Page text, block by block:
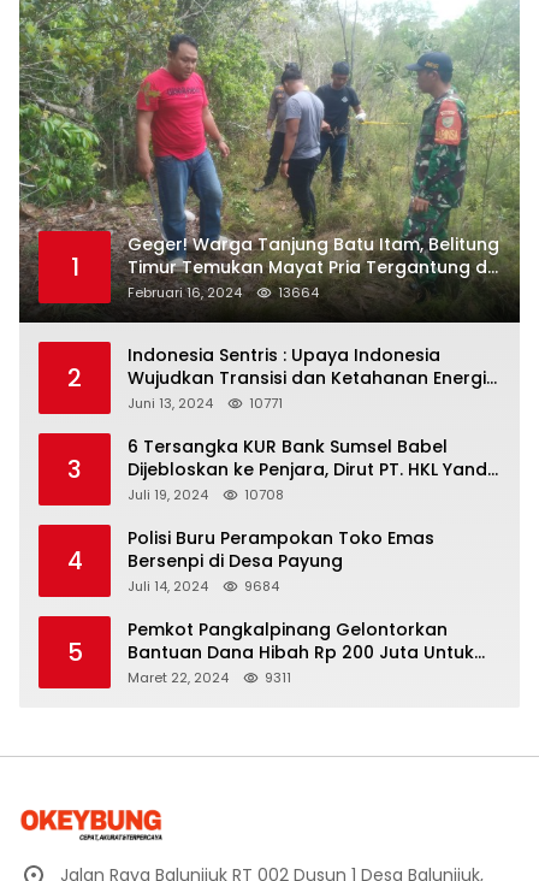
1
Geger! Warga Tanjung Batu Itam, Belitung
Timur Temukan Mayat Pria Tergantung di
Pohon
Februari 16, 2024 13664
2
Indonesia Sentris : Upaya Indonesia
Wujudkan Transisi dan Ketahanan Energi
yang Berkelanjutan
Juni 13, 2024 10771
3
6 Tersangka KUR Bank Sumsel Babel
Dijebloskan ke Penjara, Dirut PT. HKL Yandi
Mangkir dari Panggilan Kejati
Juli 19, 2024 10708
4
Polisi Buru Perampokan Toko Emas
Bersenpi di Desa Payung
Juli 14, 2024 9684
5
Pemkot Pangkalpinang Gelontorkan
Bantuan Dana Hibah Rp 200 Juta Untuk
Pembangunan Masjid H. Bakri
Maret 22, 2024 9311
Jalan Raya Balunijuk RT 002 Dusun 1 Desa Balunijuk,